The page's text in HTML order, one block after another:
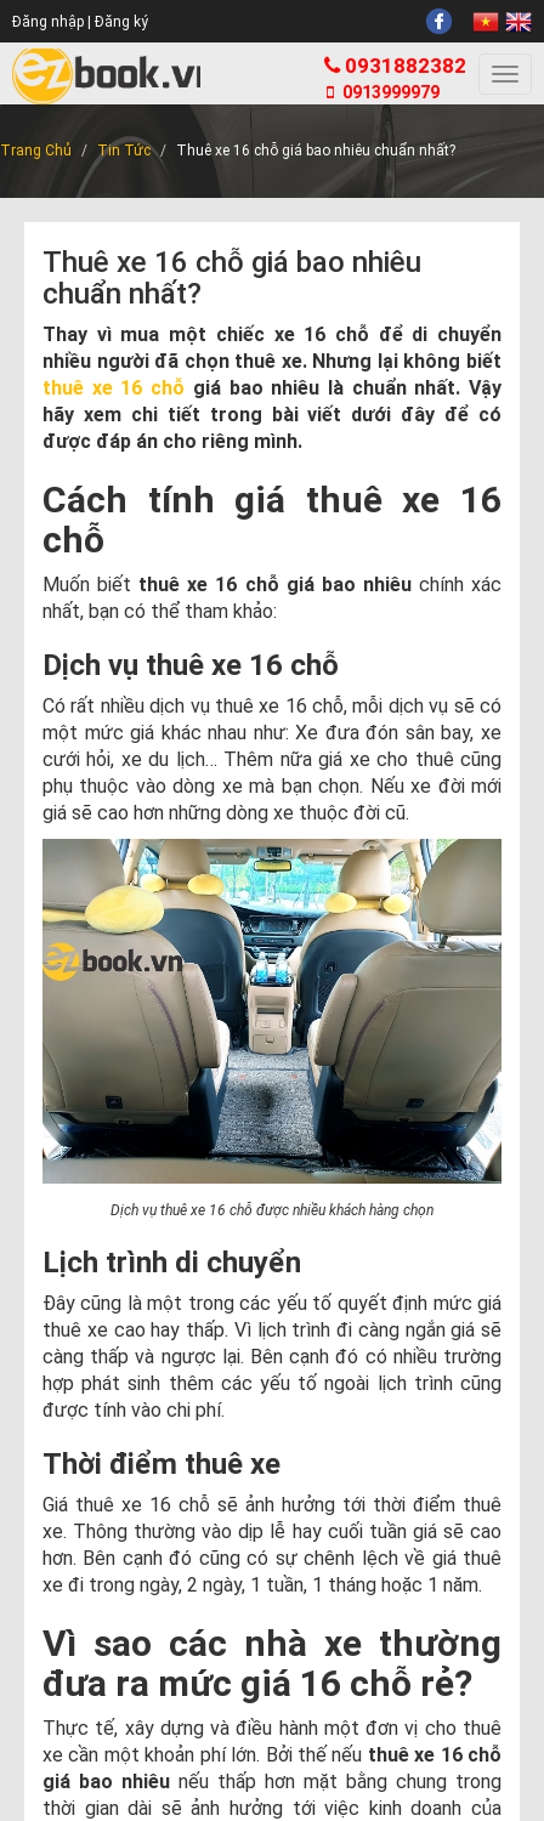
Đăng nhập | Đăng ký
0931882382
0913999979
Trang Chủ Tin Tức Thuê xe 16 chỗ giá bao nhiêu chuẩn nhất?
Thuê xe 16 chỗ giá bao nhiêu
chuẩn nhất?
Thay vì mua một chiếc xe 16 chỗ để di chuyển
nhiều người đã chọn thuê xe. Nhưng lại không biết
thuê xe 16 chỗ giá bao nhiêu là chuẩn nhất. Vậy
hãy xem chi tiết trong bài viết dưới đây để có
được đáp án cho riêng mình.
Cách tính giá thuê xe 16
chỗ
Muốn biết thuê xe 16 chỗ giá bao nhiêuchính xác
nhất, bạn có thể tham khảo:
Dịch vụ thuê xe 16 chỗ
Có rất nhiều dịch vụ thuê xe 16 chỗ, mỗi dịch vụ sẽ có
một mức giá khác nhau như: Xe đưa đón sân bay, xe
cưới hỏi, xe du lịch… Thêm nữa giá xe cho thuê cũng
phụ thuộc vào dòng xe mà bạn chọn. Nếu xe đời mới
giá sẽ cao hơn những dòng xe thuộc đời cũ.
Dịch vụ thuê xe 16 chỗ được nhiều khách hàng chọn
Lịch trình di chuyển
Đây cũng là một trong các yếu tố quyết định mức giá
thuê xe cao hay thấp. Vì lịch trình đi càng ngắn giá sẽ
càng thấp và ngược lại. Bên cạnh đó có nhiều trường
hợp phát sinh thêm các yếu tố ngoài lịch trình cũng
được tính vào chi phí.
Thời điểm thuê xe
Giá thuê xe 16 chỗ sẽ ảnh hưởng tới thời điểm thuê
xe. Thông thường vào dịp lễ hay cuối tuần giá sẽ cao
hơn. Bên cạnh đó cũng có sự chênh lệch về giá thuê
xe đi trong ngày, 2 ngày, 1 tuần, 1 tháng hoặc 1 năm.
Vì sao các nhà xe thường
đưa ra mức giá 16 chỗ rẻ?
Thực tế, xây dựng và điều hành một đơn vị cho thuê
xe cần một khoản phí lớn. Bởi thế nếu thuê xe 16 chỗ
giá bao nhiêu nếu thấp hơn mặt bằng chung trong
thời gian dài sẽ ảnh hưởng tới việc kinh doanh của